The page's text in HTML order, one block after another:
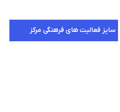
سایز فعالیت های فرهنگی مرکز